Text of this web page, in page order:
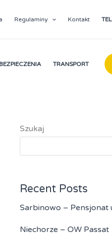
Regulaminy Kontakt
TRANSPORT
Szukaj
Recent Posts
Sarbinowo – Pensjonat
Niechorze – OW Passat